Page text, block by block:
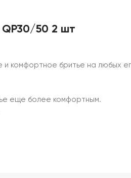
50 2 шт
комфортное бритье на любых
еще более комфортным.